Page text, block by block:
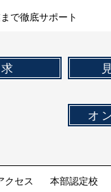
で徹底サポート
オ
クセス 本部認定校